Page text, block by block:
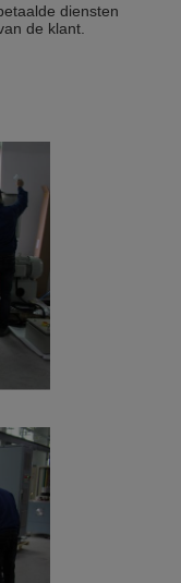
diensten
de klant.